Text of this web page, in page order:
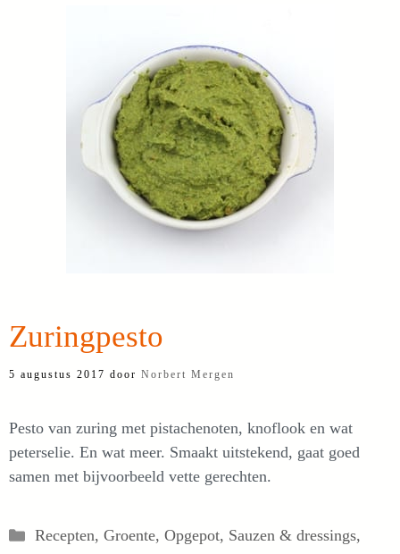
Zuringpesto
5 augustus 2017 door Norbert Mergen
Pesto van zuring met pistachenoten, knoflook en wat
peterselie. En wat meer. Smaakt uitstekend, gaat goed
samen met bijvoorbeeld vette gerechten.
Categorieën
Recepten, Groente, Opgepot, Sauzen & dressings,